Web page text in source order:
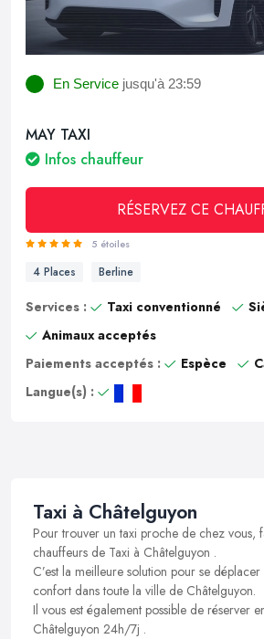
En Service jusqu'à 23:59
MAY TAXI
Infos chauffeur
RÉSERVEZ CE
5 étoiles
4 Places Berline
Services : Taxi conventionné
Animaux acceptés
Paiements acceptés :
Espèce
Langue(s) :
Taxi à Châtelguyon
Pour trouver un taxi proche de chez vous,
chauffeurs de Taxi à Châtelguyon .
C’est la meilleure solution pour se
confort dans toute la ville de Châtelguyon.
Il vous est également possible de réserver
Châtelguyon 24h/7j .